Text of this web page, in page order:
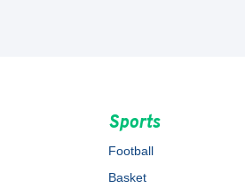
Sports
Football
Basket